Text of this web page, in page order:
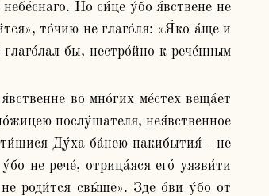
Но си́це у́бо я́вствене не
то́чию не глаго́ля: «Я́ко а́ще и
бы, нестро́йно к рече́нным
послу́шателя, нея́вственное
Ду́ха ба́нею пакибытия́ - не
не рече́, отрица́яся его́ уязви́ти
роди́тся свы́ше». Зде о́ви у́бо от